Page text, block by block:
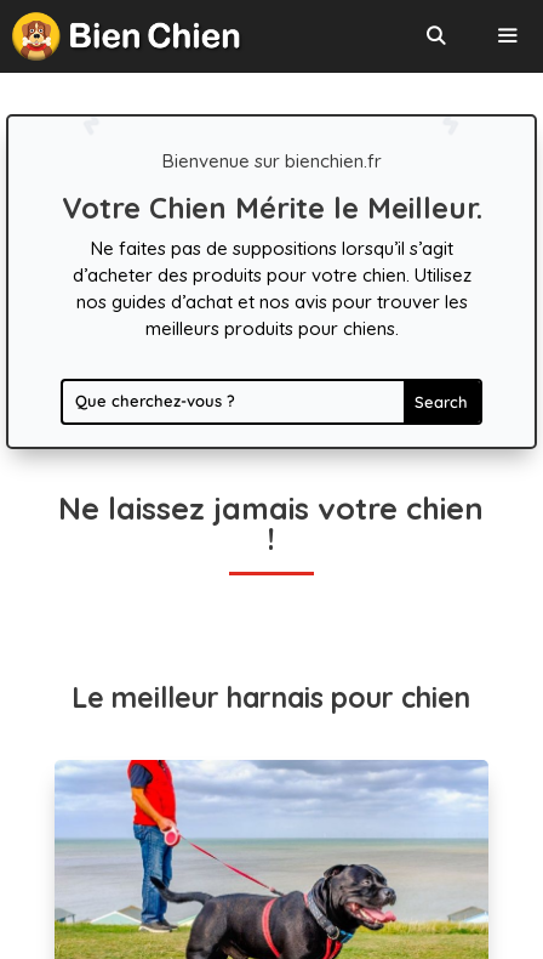
Aller
au
contenu
Bienvenue sur bienchien.fr
Votre Chien Mérite le Meilleur.
Ne faites pas de suppositions lorsqu’il s’agit
d’acheter des produits pour votre chien. Utilisez
nos guides d’achat et nos avis pour trouver les
meilleurs produits pour chiens.
Ne laissez jamais votre chien
!
Le meilleur harnais pour chien